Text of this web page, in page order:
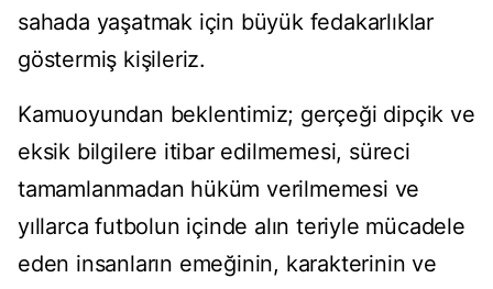
sahada yaşatmak için büyük fedakarlıklar
göstermiş kişileriz.
Kamuoyundan beklentimiz; gerçeği dipçik ve
eksik bilgilere itibar edilmemesi, süreci
tamamlanmadan hüküm verilmemesi ve
yıllarca futbolun içinde alın teriyle mücadele
eden insanların emeğinin, karakterinin ve